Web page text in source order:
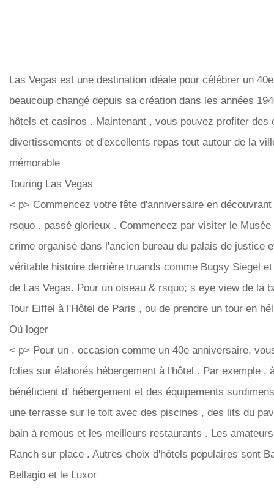
Las Vegas est une destination idéale pour célébrer un
beaucoup changé depuis sa création dans les années
hôtels et casinos . Maintenant , vous pouvez profiter des
divertissements et d'excellents repas tout autour de la
mémorable
Touring Las Vegas
< p> Commencez votre fête d'anniversaire en
rsquo . passé glorieux . Commencez par visiter le
crime organisé dans l'ancien bureau du palais de justice
véritable histoire derrière truands comme Bugsy Siegel
de Las Vegas. Pour un oiseau & rsquo; s eye view de la
Tour Eiffel à l'Hôtel de Paris , ou de prendre un tour en
Où loger
< p> Pour un . occasion comme un 40e anniversaire,
folies sur élaborés hébergement à l'hôtel . Par exemple ,
bénéficient d' hébergement et des équipements
une terrasse sur le toit avec des piscines , des lits du
bain à remous et les meilleurs restaurants . Les
Ranch sur place . Autres choix d'hôtels populaires sont
Bellagio et le Luxor